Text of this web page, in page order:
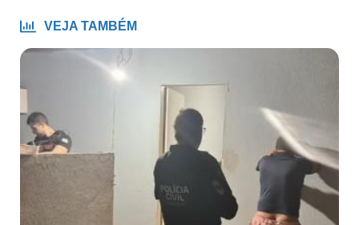
VEJA TAMBÉM